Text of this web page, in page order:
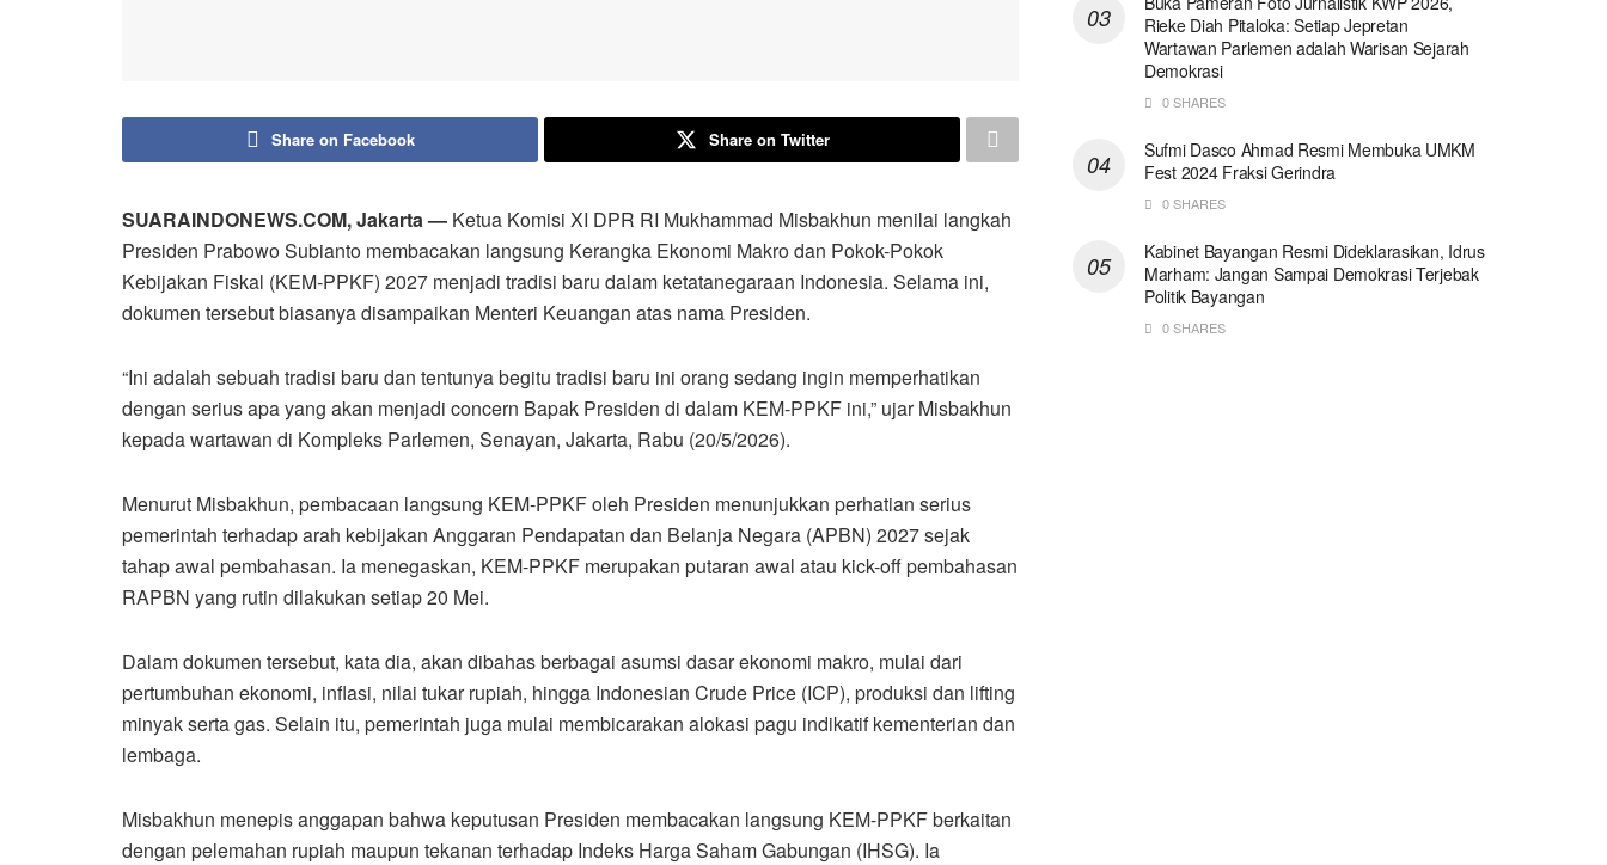
Share on Facebook Share on Twitter
SUARAINDONEWS.COM, Jakarta — Ketua Komisi XI DPR RI Mukhammad Misbakhun menilai langkah
Presiden Prabowo Subianto membacakan langsung Kerangka Ekonomi Makro dan Pokok-Pokok
Kebijakan Fiskal (KEM-PPKF) 2027 menjadi tradisi baru dalam ketatanegaraan Indonesia. Selama ini,
dokumen tersebut biasanya disampaikan Menteri Keuangan atas nama Presiden.
“Ini adalah sebuah tradisi baru dan tentunya begitu tradisi baru ini orang sedang ingin memperhatikan
dengan serius apa yang akan menjadi concern Bapak Presiden di dalam KEM-PPKF ini,” ujar Misbakhun
kepada wartawan di Kompleks Parlemen, Senayan, Jakarta, Rabu (20/5/2026).
Menurut Misbakhun, pembacaan langsung KEM-PPKF oleh Presiden menunjukkan perhatian serius
pemerintah terhadap arah kebijakan Anggaran Pendapatan dan Belanja Negara (APBN) 2027 sejak
tahap awal pembahasan. Ia menegaskan, KEM-PPKF merupakan putaran awal atau kick-off pembahasan
RAPBN yang rutin dilakukan setiap 20 Mei.
Dalam dokumen tersebut, kata dia, akan dibahas berbagai asumsi dasar ekonomi makro, mulai dari
pertumbuhan ekonomi, inflasi, nilai tukar rupiah, hingga Indonesian Crude Price (ICP), produksi dan lifting
minyak serta gas. Selain itu, pemerintah juga mulai membicarakan alokasi pagu indikatif kementerian dan
lembaga.
Misbakhun menepis anggapan bahwa keputusan Presiden membacakan langsung KEM-PPKF berkaitan
dengan pelemahan rupiah maupun tekanan terhadap Indeks Harga Saham Gabungan (IHSG). Ia
Rieke Diah Pitaloka: Setiap Jepretan
Wartawan Parlemen adalah Warisan Sejarah
Demokrasi
0 SHARES
Sufmi Dasco Ahmad Resmi Membuka UMKM
Fest 2024 Fraksi Gerindra
0 SHARES
Kabinet Bayangan Resmi Dideklarasikan, Idrus
Marham: Jangan Sampai Demokrasi Terjebak
Politik Bayangan
0 SHARES